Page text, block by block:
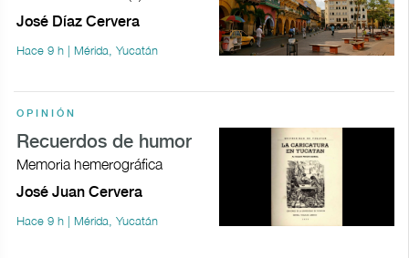
José Díaz Cervera
Hace 9 h | Mérida, Yucatán
OPINIÓN
Recuerdos de humor
Memoria hemerográfica
José Juan Cervera
Hace 9 h | Mérida, Yucatán